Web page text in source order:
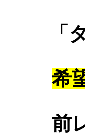
「
希
前